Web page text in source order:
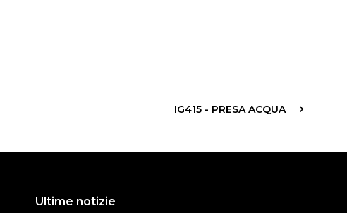
IG415 - PRESA ACQUA
Ultime notizie